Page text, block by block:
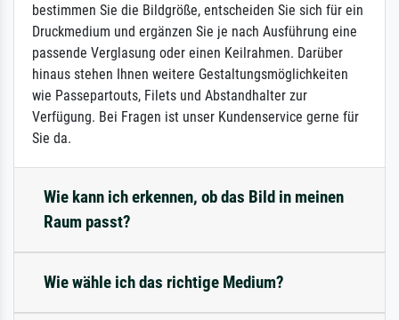
bestimmen Sie die Bildgröße, entscheiden Sie sich für ein
Druckmedium und ergänzen Sie je nach Ausführung eine
passende Verglasung oder einen Keilrahmen. Darüber
hinaus stehen Ihnen weitere Gestaltungsmöglichkeiten
wie Passepartouts, Filets und Abstandhalter zur
Verfügung. Bei Fragen ist unser Kundenservice gerne für
Sie da.
Wie kann ich erkennen, ob das Bild in meinen
Raum passt?
Wie wähle ich das richtige Medium?